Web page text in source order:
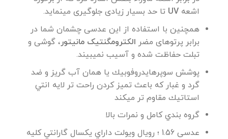
اشعه UV تا حد بسیار زیادی جلوگیری مینماید.
همچنین با استفاده از این عدسی چشمان شما در
برابر پرتوهای مضر الکترومگنتیک مانیتور، گوشی و
تبلت حفاظت شده و آسیب نمیبیند.
پوشش سوپرهايدروفوبيك یا همان آب گريز و ضد
گرد و غبار که باعث تميز كردن راحت تر لايه انتي
استاتيك مقاوم تر میکند
گروه بندي كامل و نمرات بالا
عدسی 1.56 ؛ رویال ویولت داراي يكسال گارانتي کلیه